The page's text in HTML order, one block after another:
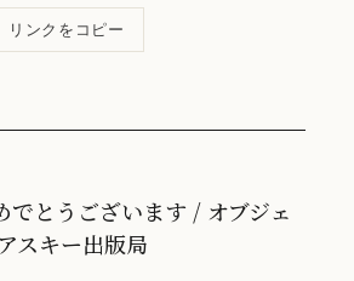
リンクをコピー
でとうございます / オブジェ
スキー出版局